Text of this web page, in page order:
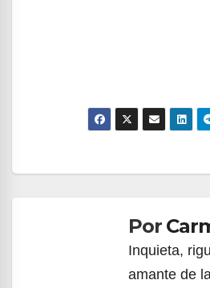
entradasPor
Inquieta,
amante de